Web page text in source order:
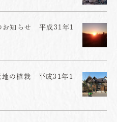
お知らせ 平成31年1
の植栽 平成31年1